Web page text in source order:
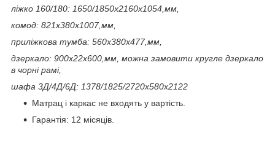
ліжко 160/180: 1650/1850х2160х1054,мм,
комод: 821х380х1007,мм,
приліжкова тумба: 560х380х477,мм,
дзеркало: 900х22х600,мм, можна замовити кругле дзеркало
в чорні рамі,
шафа 3Д/4Д/6Д: 1378/1825/2720х580х2122
Матрац і каркас не входять у вартість.
Гарантія: 12 місяців.